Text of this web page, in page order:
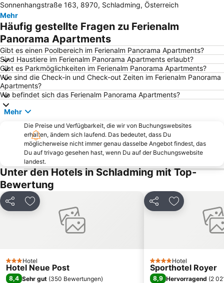
Die Tauplitz
Hinterstoder Ski Area
Skigebiet Sportwelt Amadé
Radstadt-Altenmarkt
Nachtslalom
Filzmoos
Schafbergbahn
Ramsau am Dachstein
Bad Ischl
Dorfgastein - Großarltal
Fanningberg
Lürzer Alm
Skiflugschanze Kulm
Liechtensteinklamm
Kölnbreinsperre
Eisriesenwelt
Stoderzinken
Congress Wolfgangsee
Malta Hochalmstraße
Postalm Arena
Zwölferhorn
Fageralm
Kiteschule Obertauern
Schiederweiher
Wolfgangseeschifffahrt
Kaiservilla
Salzwelten Hallstatt
Salzkammergut Cultural Landscape
Bergbahnen Werfenweng GmbH
Wildpark Kleefeld mit Streichelzoo
Wasserwelt Amadé
Hohenwerfen
Sonnenhangstraße 163, 8970, Schladming, Österreich
Mehr
Häufig gestellte Fragen zu Ferienalm
Panorama Apartments
Gibt es einen Poolbereich im Ferienalm Panorama Apartments?
Sind Haustiere im Ferienalm Panorama Apartments erlaubt?
Gibt es Parkmöglichkeiten im Ferienalm Panorama Apartments?
Wie sind die Check-in und Check-out Zeiten im Ferienalm Panorama
Apartments?
Wo befindet sich das Ferienalm Panorama Apartments?
Mehr
Die Preise und Verfügbarkeit, die wir von Buchungswebsites
erhalten, ändern sich laufend. Das bedeutet, dass Du
möglicherweise nicht immer genau dasselbe Angebot findest, das
Du auf trivago gesehen hast, wenn Du auf der Buchungswebsite
landest.
Unter den Hotels in Schladming mit Top-
Bewertung
Teilen Zu Favoriten hinzufügen
3 Sterne
Hotel
Hotel Neue Post
8,4 Sehr gut (350 Bewertungen)
Teilen Zu Favoriten
4 SterneHotel
Sporthotel Royer
8,9 Hervorragend (2